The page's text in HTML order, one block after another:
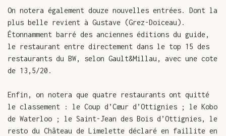
On notera également douze nouvelles entrées. Dont la
plus belle revient à Gustave (Grez-Doiceau).
Étonnamment barré des anciennes éditions du guide,
le restaurant entre directement dans le top 15 des
restaurants du BW, selon Gault&Millau, avec une cote
de 13,5/20.
Enfin, on notera que quatre restaurants ont quitté
le classement : le Coup d’Cœur d’Ottignies ; le Kobo
de Waterloo ; le Saint-Jean des Bois d’Ottignies, le
resto du Château de Limelette déclaré en faillite en